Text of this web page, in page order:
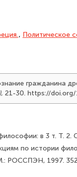
, Политическое
гражданина
, 21-30. https://
в 3 т. Т. 2.
по истории
РОССПЭН, 1997.